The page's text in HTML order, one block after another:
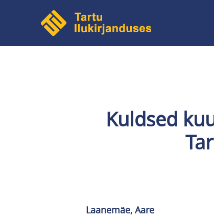
juurde
Kuldsed
Laanemäe, Aare